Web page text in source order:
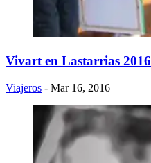
Vivart en Lastarrias 2016
Viajeros - Mar 16, 2016